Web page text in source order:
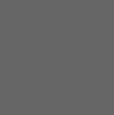
Website